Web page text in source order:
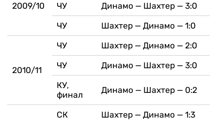
2009/10 ЧУ Динамо — Шахтер — 3:0
ЧУ Шахтер — Динамо — 1:0
2010/11
ЧУ Шахтер — Динамо — 2:0
ЧУ Динамо — Шахтер — 3:0
КУ,
финал
Динамо — Шахтер — 0:2
СК Шахтер — Динамо — 1:3